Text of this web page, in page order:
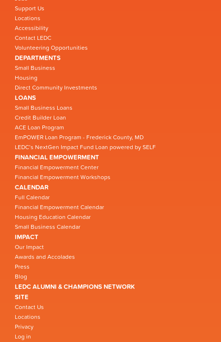
Support Us
Locations
Accessibility
Contact LEDC
Volunteering Opportunities
DEPARTMENTS
Small Business
Housing
Direct Community Investments
LOANS
Small Business Loans
Credit Builder Loan
ACE Loan Program
EmPOWER Loan Program - Frederick County, MD
LEDC’s NextGen Impact Fund Loan powered by SELF
FINANCIAL EMPOWERMENT
Financial Empowerment Center
Financial Empowerment Workshops
CALENDAR
Full Calendar
Financial Empowerment Calendar
Housing Education Calendar
Small Business Calendar
IMPACT
Our Impact
Awards and Accolades
Press
Blog
LEDC ALUMNI & CHAMPIONS NETWORK
SITE
Contact Us
Locations
Privacy
Log in